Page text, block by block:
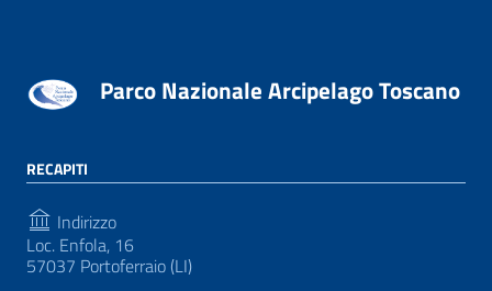
Parco Nazionale Arcipelago Toscano
RECAPITI
Indirizzo
Loc. Enfola, 16
57037 Portoferraio (LI)